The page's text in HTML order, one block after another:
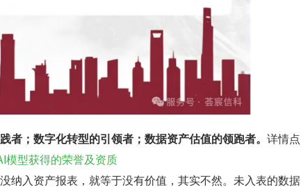
者；数字化转型的引领者；数据资产估值的领跑者。 详情点
模型获得的荣誉及资质
纳入资产报表，就等于没有价值，其实不然。未入表的数据